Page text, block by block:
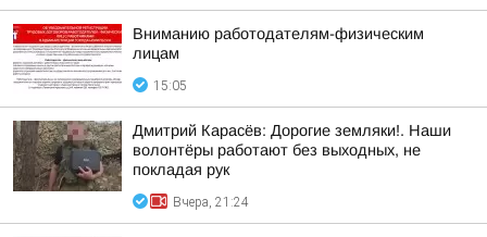
Вниманию работодателям-физическим
лицам
15:05
Дмитрий Карасёв: Дорогие земляки!. Наши
волонтёры работают без выходных, не
покладая рук
Вчера, 21:24